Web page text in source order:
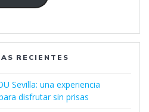
RECIENTES
Sevilla: una experiencia
disfrutar sin prisas